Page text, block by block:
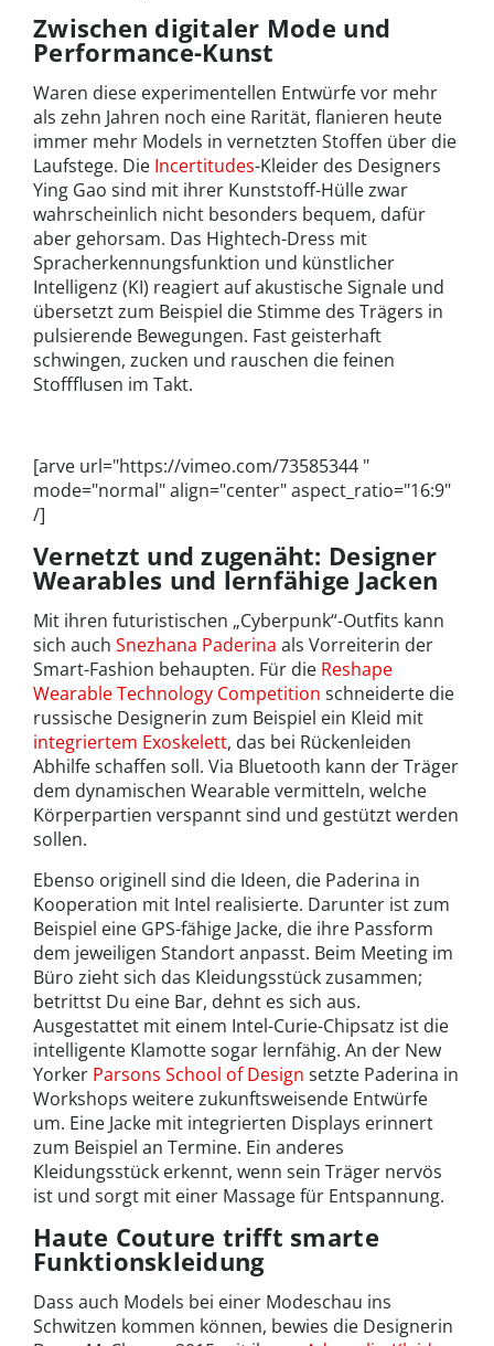
Zwischen digitaler Mode und
Performance-Kunst
Waren diese experimentellen Entwürfe vor mehr
als zehn Jahren noch eine Rarität, flanieren heute
immer mehr Models in vernetzten Stoffen über die
Laufstege. Die Incertitudes-Kleider des Designers
Ying Gao sind mit ihrer Kunststoff-Hülle zwar
wahrscheinlich nicht besonders bequem, dafür
aber gehorsam. Das Hightech-Dress mit
Spracherkennungsfunktion und künstlicher
Intelligenz (KI) reagiert auf akustische Signale und
übersetzt zum Beispiel die Stimme des Trägers in
pulsierende Bewegungen. Fast geisterhaft
schwingen, zucken und rauschen die feinen
Stoffflusen im Takt.
[arve url="https://vimeo.com/73585344 "
mode="normal" align="center" aspect_ratio="16:9"
/]
Vernetzt und zugenäht: Designer
Wearables und lernfähige Jacken
Mit ihren futuristischen „Cyberpunk“-Outfits kann
sich auch Snezhana Paderina als Vorreiterin der
Smart-Fashion behaupten. Für die Reshape
Wearable Technology Competition schneiderte die
russische Designerin zum Beispiel ein Kleid mit
integriertem Exoskelett, das bei Rückenleiden
Abhilfe schaffen soll. Via Bluetooth kann der Träger
dem dynamischen Wearable vermitteln, welche
Körperpartien verspannt sind und gestützt werden
sollen.
Ebenso originell sind die Ideen, die Paderina in
Kooperation mit Intel realisierte. Darunter ist zum
Beispiel eine GPS-fähige Jacke, die ihre Passform
dem jeweiligen Standort anpasst. Beim Meeting im
Büro zieht sich das Kleidungsstück zusammen;
betrittst Du eine Bar, dehnt es sich aus.
Ausgestattet mit einem Intel-Curie-Chipsatz ist die
intelligente Klamotte sogar lernfähig. An der New
Yorker Parsons School of Design setzte Paderina in
Workshops weitere zukunftsweisende Entwürfe
um. Eine Jacke mit integrierten Displays erinnert
zum Beispiel an Termine. Ein anderes
Kleidungsstück erkennt, wenn sein Träger nervös
ist und sorgt mit einer Massage für Entspannung.
Haute Couture trifft smarte
Funktionskleidung
Dass auch Models bei einer Modeschau ins
Schwitzen kommen können, bewies die Designerin